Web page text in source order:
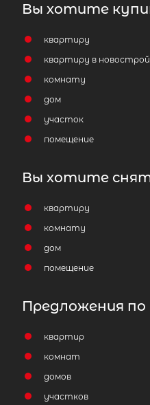
Вы хотите
квартиру
квартиру в
комнату
дом
участок
помещение
Вы хотите
квартиру
комнату
дом
помещение
Предложения
квартир
комнат
домов
участков